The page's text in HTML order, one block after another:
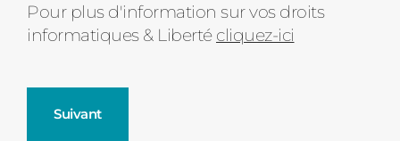
Pour plus d'information sur vos droits
informatiques & Liberté cliquez-ici
Suivant